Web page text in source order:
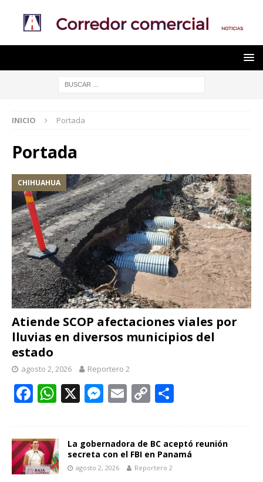
INICIO Portada
Portada
CHIHUAHUA
Atiende SCOP afectaciones viales por
lluvias en diversos municipios del
estado
agosto 2, 2026 Reportero 2
F
b
o
W
s
A
X M
e
n
E
l
C
y
Li
p
La gobernadora de BC aceptó reunión
secreta con el FBI en Panamá
agosto 2, 2026 Reportero 2